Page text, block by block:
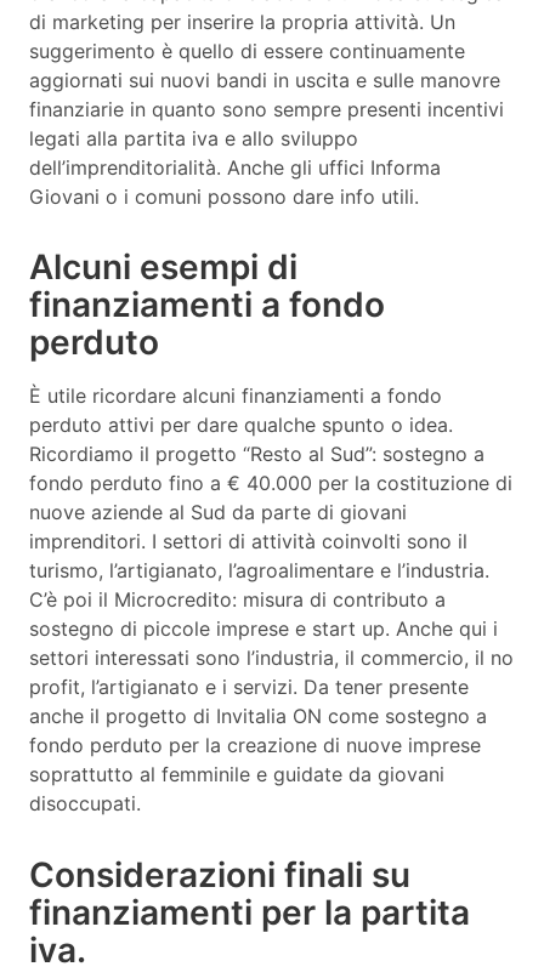
di marketing per inserire la propria attività. Un
suggerimento è quello di essere continuamente
aggiornati sui nuovi bandi in uscita e sulle manovre
finanziarie in quanto sono sempre presenti incentivi
legati alla partita iva e allo sviluppo
dell’imprenditorialità. Anche gli uffici Informa
Giovani o i comuni possono dare info utili.
Alcuni esempi di
finanziamenti a fondo
perduto
È utile ricordare alcuni finanziamenti a fondo
perduto attivi per dare qualche spunto o idea.
Ricordiamo il progetto “Resto al Sud”: sostegno a
fondo perduto fino a € 40.000 per la costituzione di
nuove aziende al Sud da parte di giovani
imprenditori. I settori di attività coinvolti sono il
turismo, l’artigianato, l’agroalimentare e l’industria.
C’è poi il Microcredito: misura di contributo a
sostegno di piccole imprese e start up. Anche qui i
settori interessati sono l’industria, il commercio, il no
profit, l’artigianato e i servizi. Da tener presente
anche il progetto di Invitalia ON come sostegno a
fondo perduto per la creazione di nuove imprese
soprattutto al femminile e guidate da giovani
disoccupati.
Considerazioni finali su
finanziamenti per la partita
iva.